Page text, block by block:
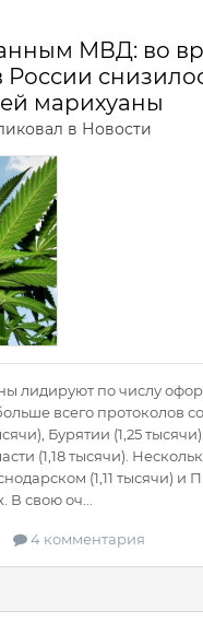
МВД: во
марихуаны
в Новости
лидируют по числу
всего протоколов
Бурятии (1,25
(1,18 тысячи).
(1,11 тысячи) и
В свою оч...
4 комментария